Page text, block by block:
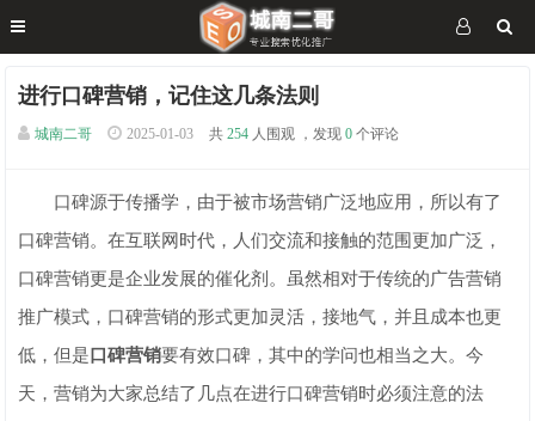
进行口碑营销，记住这几条法则
城南二哥 2025-01-03 共 254 人围观 ，发现 0 个评论
口碑源于传播学，由于被市场营销广泛地应用，所以有了
口碑营销。在互联网时代，人们交流和接触的范围更加广泛，
口碑营销更是企业发展的催化剂。虽然相对于传统的广告营销
推广模式，口碑营销的形式更加灵活，接地气，并且成本也更
低，但是 口碑营销要有效口碑，其中的学问也相当之大。今
天，营销为大家总结了几点在进行口碑营销时必须注意的法